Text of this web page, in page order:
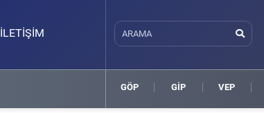
İLETİŞİM
GÖP GİP VEP